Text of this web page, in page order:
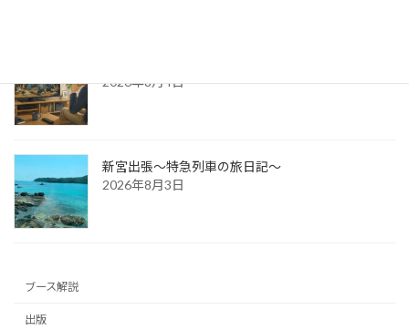
2026年8月4日
新宮出張～特急列車の旅日記～
2026年8月3日
ブース解説
出版